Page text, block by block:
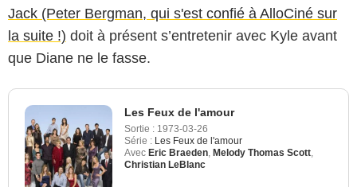
Jack (Peter Bergman, qui s'est confié à AlloCiné sur
la suite !) doit à présent s’entretenir avec Kyle avant
que Diane ne le fasse.
Les Feux de l'amour
Sortie : 1973-03-26
Série : Les Feux de l'amour
Avec Eric Braeden Melody Thomas Scott
Christian LeBlanc